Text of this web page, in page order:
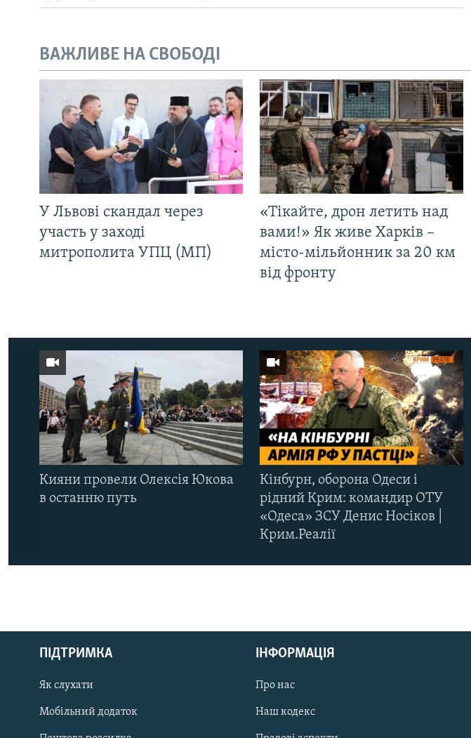
РУС
ДОЛУЧАЙСЯ!
ВАЖЛИВЕ НА СВОБОДІ
У Львові скандал через
участь у заході
митрополита УПЦ (МП)
«Тікайте, дрон летить над
вами!» Як живе Харків –
місто-мільйонник за 20 км
від фронту
Кияни провели Олексія Юкова
в останню путь
Кінбурн, оборона Одеси і
рідний Крим: командир ОТУ
«Одеса» ЗСУ Денис Носіков |
Крим.Реалії
ПІДТРИМКА
Як слухати
Мобільний додаток
ІНФОРМАЦІЯ
Про нас
Наш кодекс